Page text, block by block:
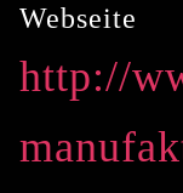
Webseite
http://